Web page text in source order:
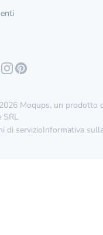
Moqups, un prodotto
SRL
di servizioInformativa